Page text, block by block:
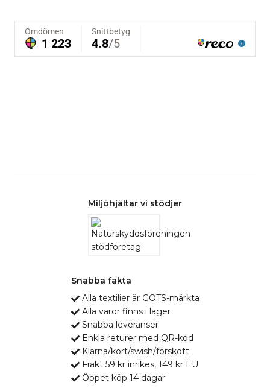
Miljöhjältar vi stödjer
Snabba fakta
Alla textilier är GOTS-märkta
Alla varor finns i lager
Snabba leveranser
Enkla returer med QR-kod
Klarna/kort/swish/förskott
Frakt 59 kr inrikes, 149 kr EU
Öppet köp 14 dagar